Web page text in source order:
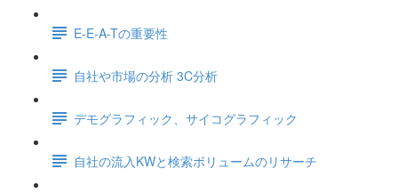
E-E-A-Tの重要性
自社や市場の分析 3C分析
デモグラフィック、サイコグラフィック
自社の流入KWと検索ボリュームのリサーチ